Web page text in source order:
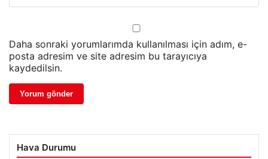
Daha sonraki yorumlarımda kullanılması için adım, e-
posta adresim ve site adresim bu tarayıcıya
kaydedilsin.
Hava Durumu